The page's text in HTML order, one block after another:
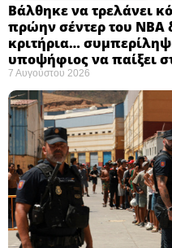
Βάλθηκε να τρελάνει
πρώην σέντερ του NBA
κριτήρια…
υποψήφιος να παίξει
7 Αυγούστου 2026